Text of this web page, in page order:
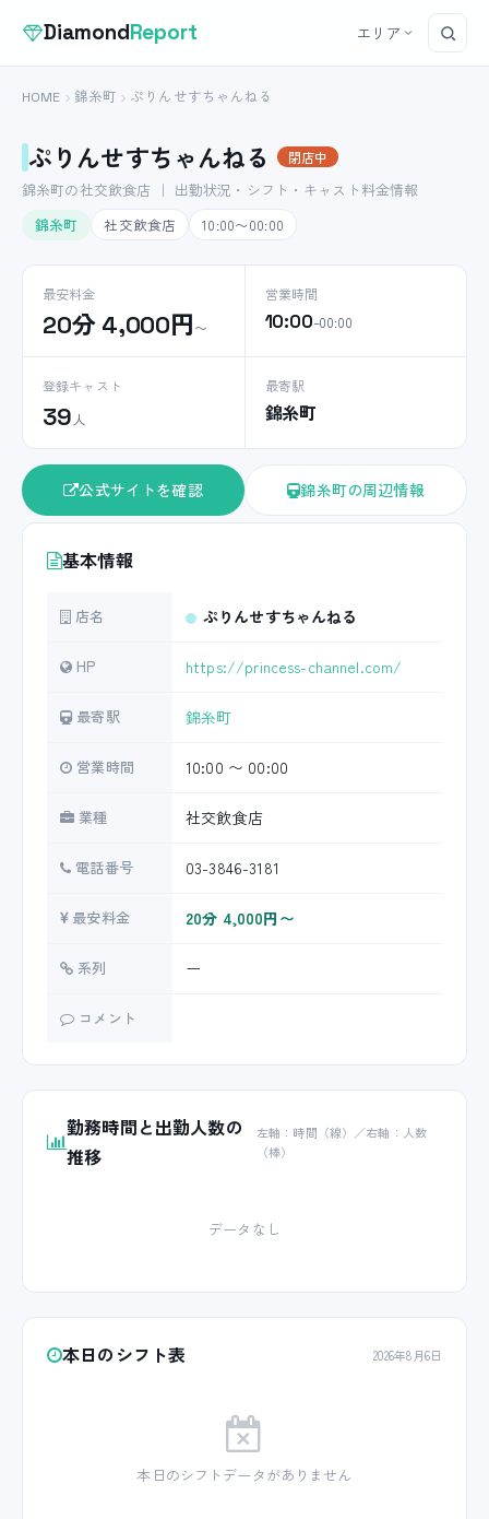
DiamondReport エリア
HOME 錦糸町 ぷりんせすちゃんねる
ぷりんせすちゃんねる 閉店中
錦糸町の社交飲食店 ｜ 出勤状況・シフト・キャスト料金情報
錦糸町
社交飲食店 10:00〜00:00
最安料金
20分 4,000円〜
営業時間
10:00–00:00
登録キャスト
39 人
最寄駅
錦糸町
公式サイトを確認 錦糸町の周辺情報
基本情報
店名 ぷりんせすちゃんねる
HP https://princess-channel.com/
最寄駅 錦糸町
営業時間 10:00 〜 00:00
業種 社交飲食店
電話番号 03-3846-3181
最安料金 20分 4,000円〜
系列 ー
コメント
勤務時間と出勤人数の
推移
左軸：時間（線）／右軸：人数
（棒）
データなし
本日のシフト表 2026年8月6日
本日のシフトデータがありません